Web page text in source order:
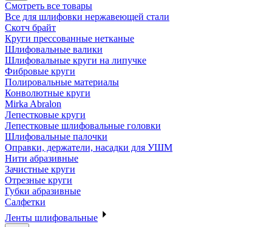
Смотреть все товары
Все для шлифовки нержавеющей стали
Скотч брайт
Круги прессованные нетканые
Шлифовальные валики
Шлифовальные круги на липучке
Фибровые круги
Полировальные материалы
Конволютные круги
Mirka Abralon
Лепестковые круги
Лепестковые шлифовальные головки
Шлифовальные палочки
Оправки, держатели, насадки для УШМ
Нити абразивные
Зачистные круги
Отрезные круги
Губки абразивные
Салфетки
Ленты шлифовальные